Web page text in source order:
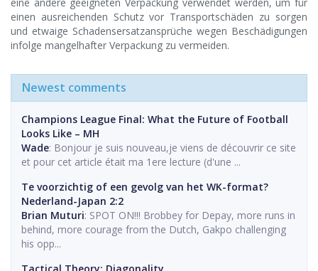
einen ausreichenden Schutz vor Transportschäden zu sorgen
und etwaige Schadensersatzansprüche wegen Beschädigungen
infolge mangelhafter Verpackung zu vermeiden.
Newest comments
Champions League Final: What the Future of Football
Looks Like – MH
Wade: Bonjour je suis nouveau,je viens de découvrir ce site
et pour cet article était ma 1ere lecture (d'une ...
Te voorzichtig of een gevolg van het WK-format?
Nederland-Japan 2:2
Brian Muturi: SPOT ON!!! Brobbey for Depay, more runs in
behind, more courage from the Dutch, Gakpo challenging
his opp...